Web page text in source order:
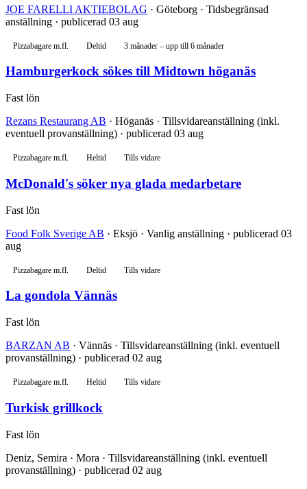
JOE FARELLI AKTIEBOLAG · Göteborg · Tidsbegränsad
anställning · publicerad 03 aug
Pizzabagare m.fl. Deltid 3 månader – upp till 6 månader
Hamburgerkock sökes till Midtown höganäs
Fast lön
Rezans Restaurang AB · Höganäs · Tillsvidareanställning (inkl.
eventuell provanställning) · publicerad 03 aug
Pizzabagare m.fl. Heltid Tills vidare
McDonald's söker nya glada medarbetare
Fast lön
Food Folk Sverige AB · Eksjö · Vanlig anställning · publicerad 03
aug
Pizzabagare m.fl. Deltid Tills vidare
La gondola Vännäs
Fast lön
BARZAN AB · Vännäs · Tillsvidareanställning (inkl. eventuell
provanställning) · publicerad 02 aug
Pizzabagare m.fl. Heltid Tills vidare
Turkisk grillkock
Fast lön
Deniz, Semira · Mora · Tillsvidareanställning (inkl. eventuell
provanställning) · publicerad 02 aug